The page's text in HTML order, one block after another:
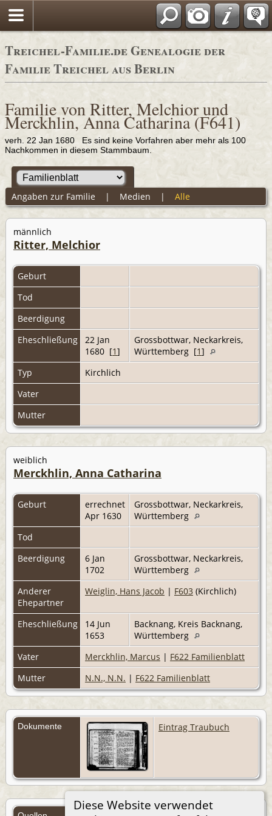
Adressbücher
Treichel-Familie.de Genealogie der
Familie Treichel aus Berlin
Diese Website verwendet
Familie von Ritter, Melchior und
Merckhlin, Anna Catharina (F641)
verh. 22 Jan 1680 Es sind keine Vorfahren aber mehr als 100
Nachkommen in diesem Stammbaum.
Angaben zur Familie | Medien | Alle
männlich
Ritter, Melchior
Geburt
Tod
Beerdigung
Eheschließung
22 Jan
1680 [1]
Grossbottwar, Neckarkreis,
Württemberg [1]
Typ
Kirchlich
Vater
Mutter
weiblich
Merckhlin, Anna Catharina
Geburt
errechnet
Apr 1630
Grossbottwar, Neckarkreis,
Württemberg
Tod
Beerdigung
6 Jan
1702
Grossbottwar, Neckarkreis,
Württemberg
Anderer
Ehepartner
Weiglin, Hans Jacob | F603 (Kirchlich)
Eheschließung
14 Jun
1653
Backnang, Kreis Backnang,
Württemberg
Vater
Merckhlin, Marcus | F622 Familienblatt
Mutter
N.N., N.N. | F622 Familienblatt
Dokumente Eintrag Traubuch